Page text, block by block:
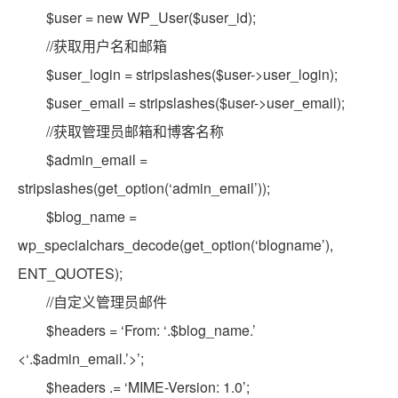
$user = new WP_User($user_id);
//获取用户名和邮箱
$user_login = stripslashes($user->user_login);
$user_email = stripslashes($user->user_email);
//获取管理员邮箱和博客名称
$admin_email =
stripslashes(get_option(‘admin_email’));
$blog_name =
wp_specialchars_decode(get_option(‘blogname’),
ENT_QUOTES);
//自定义管理员邮件
$headers = ‘From: ‘.$blog_name.’
<‘.$admin_email.’>’;
$headers .= ‘MIME-Version: 1.0’;